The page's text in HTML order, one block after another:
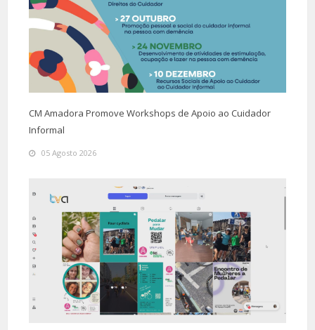
CM Amadora Promove Workshops de Apoio ao Cuidador
Informal
05 Agosto 2026